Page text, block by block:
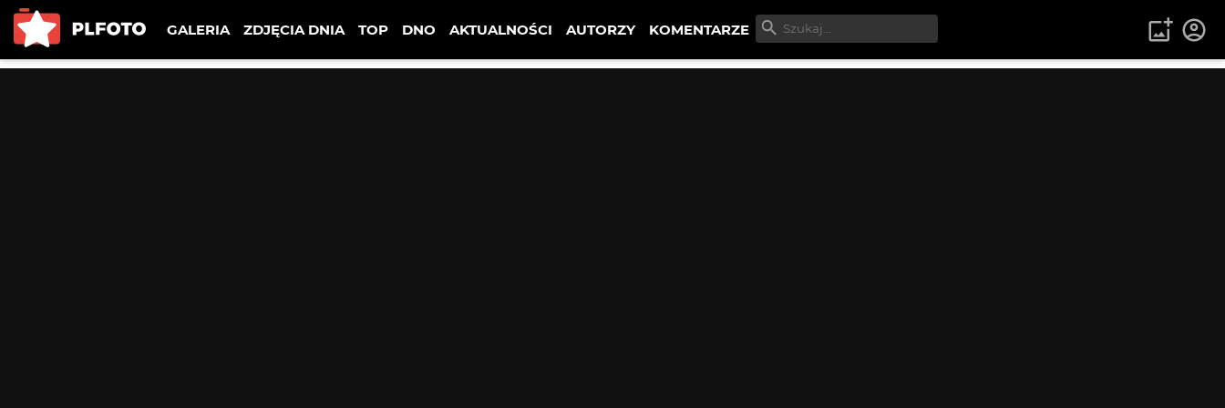
GALERIA ZDJĘCIA DNIA TOP DNO AKTUALNOŚCI AUTORZY KOMENTARZE